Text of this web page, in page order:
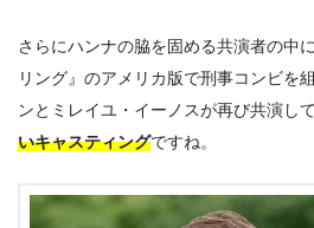
さらにハンナの脇を固める共演者の中
リング』のアメリカ版で刑事コンビを
ンとミレイユ・イーノスが再び共演して
いキャスティングですね。